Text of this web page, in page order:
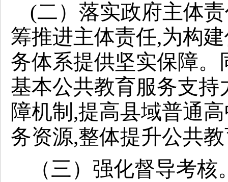
(二）落实政府主体
筹推进主体责任,为构
务体系提供坚实保障
基本公共教育服务支
障机制,提高县域普通
务资源,整体提升公共
（三）强化督导考